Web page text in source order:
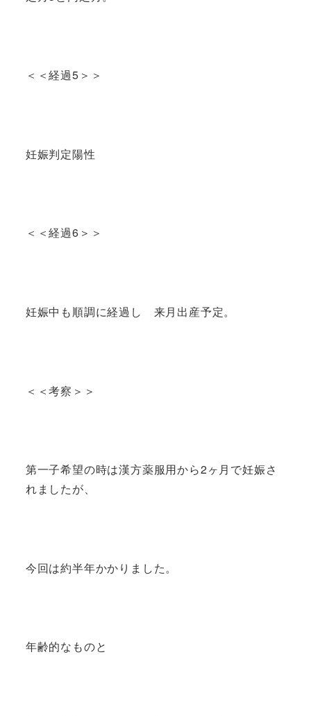
＜＜経過5＞＞
妊娠判定陽性
＜＜経過6＞＞
妊娠中も順調に経過し 来月出産予定。
＜＜考察＞＞
第一子希望の時は漢方薬服用から2ヶ月で妊娠さ
れましたが、
今回は約半年かかりました。
年齢的なものと